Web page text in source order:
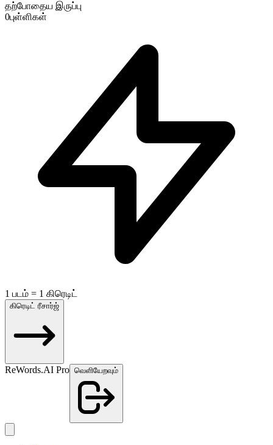
தற்போதைய இருப்பு
0புள்ளிகள்
1 படம் = 1 கிரெடிட்
கிரெடிட் ரீசார்ஜ்
ReWords.AI Pro வெளியேறவும்